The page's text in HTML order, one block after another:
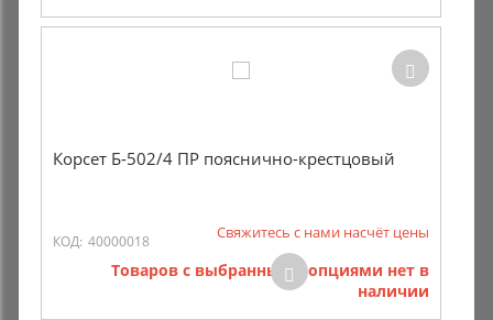
Корсет Б-502/4 ПР пояснично-крестцовый
КОД: 40000018 Свяжитесь с нами насчёт цены
Товаров с выбранными опциями нет в
наличии